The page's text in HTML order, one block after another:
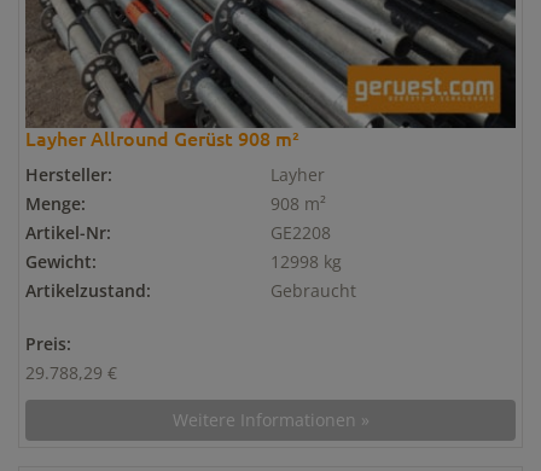
Layher Allround Gerüst 908 m²
Hersteller:
Layher
Menge:
908 m²
Artikel-Nr:
GE2208
Gewicht:
12998 kg
Artikelzustand:
Gebraucht
Preis:
29.788,29 €
Weitere Informationen »